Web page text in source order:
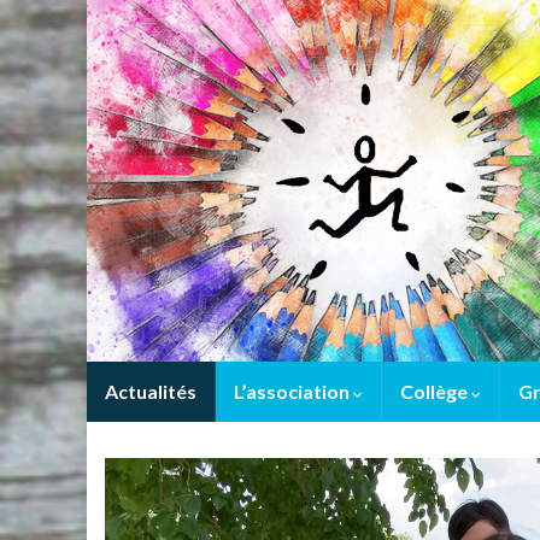
Actualités L’association Collège